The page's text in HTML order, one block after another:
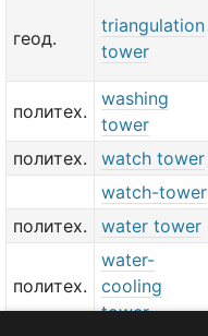
геод.
triangulation
tower
политех.
washing
tower
политех. watch tower
watch-tower
политех.
water tower
политех.
water-
cooling
tower